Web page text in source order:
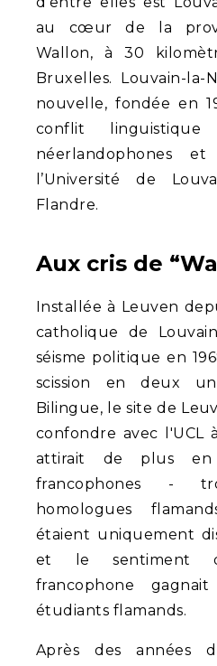
au cœur de la
Wallon, à 30
Bruxelles. Louvain-
nouvelle, fondée en
conflit
néerlandophones
l’Université de
Flandre.
Aux cris de
Installée à Leuven
catholique de
séisme politique en
scission en deux
Bilingue, le site de
confondre avec l'UCL
attirait de plus en
francophones -
homologues
étaient uniquement
et le sentiment
francophone
étudiants flamands.
Après des années